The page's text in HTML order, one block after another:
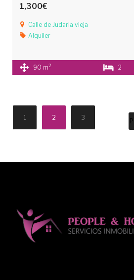
1,300€
Calle de Judaria vieja
Alquiler
90 m2 2
1 2 3